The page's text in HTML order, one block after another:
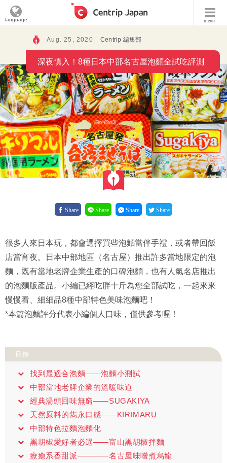
menu
language
Aug. 25, 2020 Centrip 編集部
深夜慎入！8種日本中部名古屋泡麵全試吃評測
Share Share Share Share
很多人來日本玩，都會選擇買些泡麵當伴手禮，或者帶回飯
店當宵夜。日本中部地區（名古屋）推出許多當地限定的泡
麵，既有當地老牌企業生產的口碑泡麵，也有人氣名店推出
的泡麵版產品。小編已經吃胖十斤為您全部試吃，一起來來
慢慢看、細細品8種中部特色美味泡麵吧！
*本篇泡麵評分代表小編個人口味，僅供參考喔！
目錄
找到最適合泡麵——泡麵小測試
中部當地老牌企業的溫暖味道
經典湯頭回味無窮——SUGAKIYA
天然原料的雋永口感——KIRIMARU
中部特色拉麵泡麵化
黑胡椒愛好者必選——富山黑胡椒拌麵
療癒系香甜派————名古屋味噌煮烏龍